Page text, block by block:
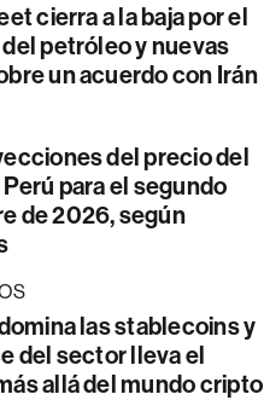
cierra a la baja por el
petróleo y nuevas
un acuerdo con Irán
del precio del
para el segundo
de 2026, según
las stablecoins y
del sector lleva el
allá del mundo cripto